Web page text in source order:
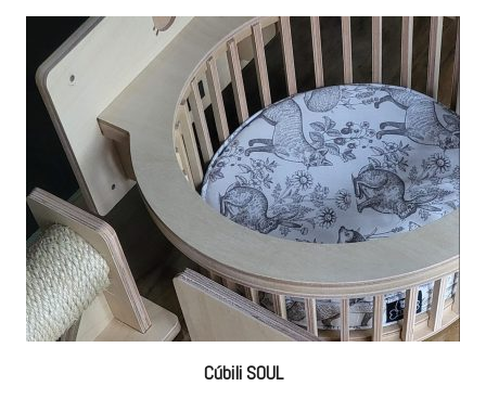
Cúbili SOUL
producto
tiene
múltiples
variantes.
opciones
se
pueden
elegir
en